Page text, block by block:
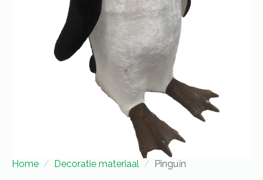
Home Decoratie materiaal Pinguïn